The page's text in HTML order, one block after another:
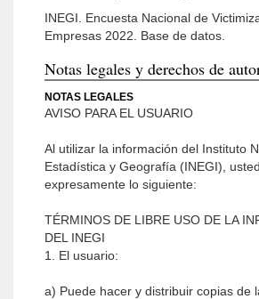
INEGI. Encuesta Nacional de
Empresas 2022. Base de datos.
Notas legales y derechos de
NOTAS LEGALES
AVISO PARA EL USUARIO
Al utilizar la información del Instituto
Estadística y Geografía (INEGI),
expresamente lo siguiente:
TÉRMINOS DE LIBRE USO DE LA
DEL INEGI
1. El usuario:
a) Puede hacer y distribuir copias de